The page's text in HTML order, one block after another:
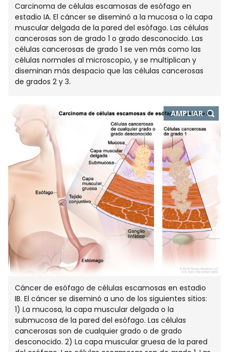
Carcinoma de células escamosas de esófago en
estadio IA. El cáncer se diseminó a la mucosa o la capa
muscular delgada de la pared del esófago. Las células
cancerosas son de grado 1 o grado desconocido. Las
células cancerosas de grado 1 se ven más como las
células normales al microscopio, y se multiplican y
diseminan más despacio que las células cancerosas
de grados 2 y 3.
AMPLIAR-
ABRE
EN
Cáncer de esófago de células escamosas en estadio
IB. El cáncer se diseminó a uno de los siguientes sitios:
1) La mucosa, la capa muscular delgada o la
submucosa de la pared del esófago. Las células
cancerosas son de cualquier grado o de grado
desconocido. 2) La capa muscular gruesa de la pared